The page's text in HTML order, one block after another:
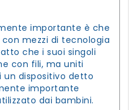
importante è che
mezzi di tecnologia
che i suoi singoli
con fili, ma uniti
dispositivo detto
importante
dai bambini.